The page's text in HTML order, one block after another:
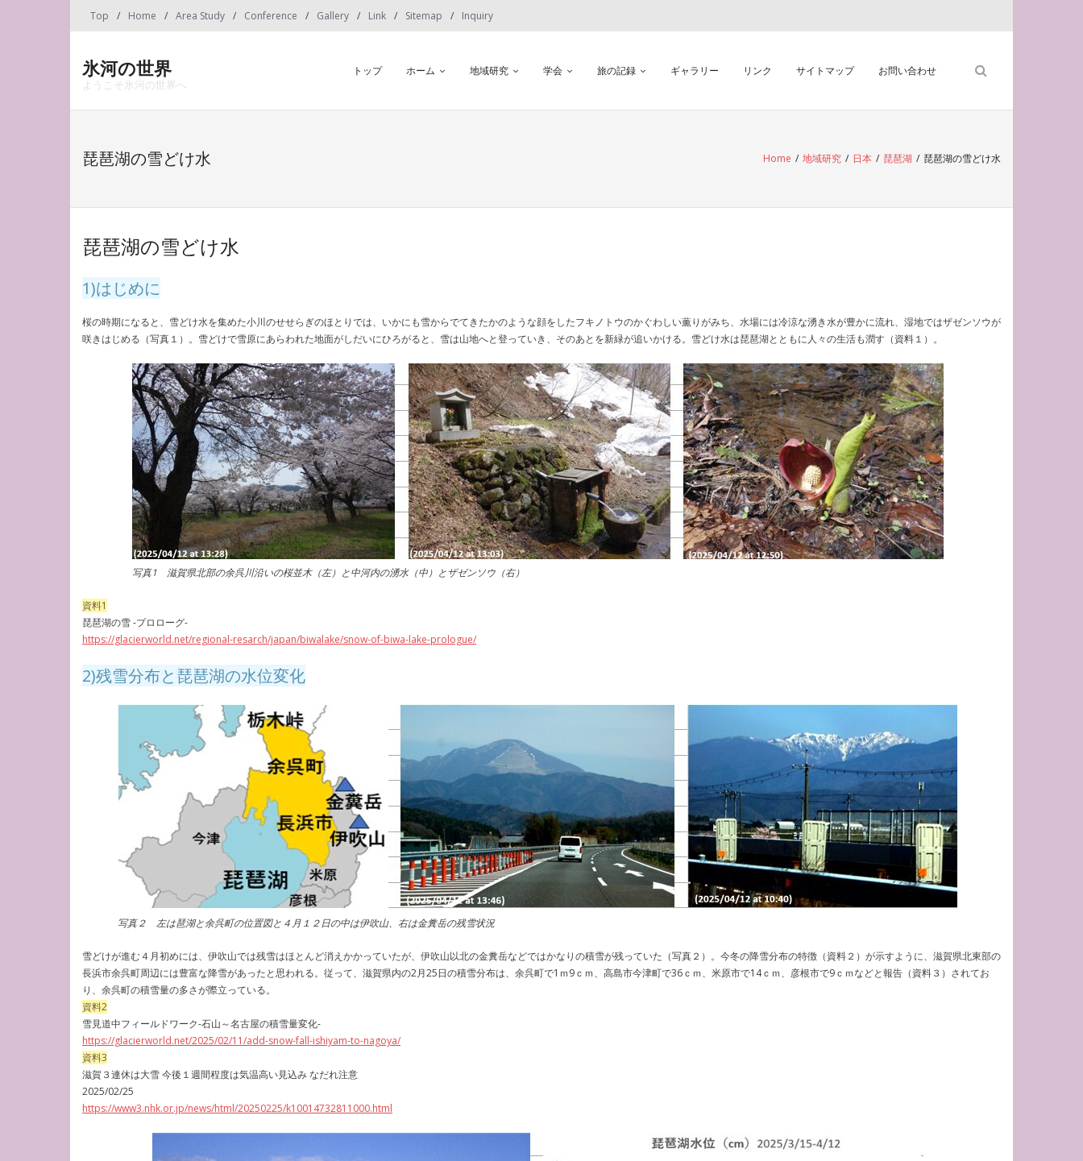
Top Home Area Study Conference Gallery Link Sitemap Inquiry
氷河の世界
ようこそ氷河の世界へ
トップ ホーム 地域研究 学会 旅の記録 ギャラリー リンク サイトマップ お問い合わせ
琵琶湖の雪どけ水 Home / 地域研究 / 日本 / 琵琶湖 / 琵琶湖の雪どけ水
琵琶湖の雪どけ水
1)はじめに
桜の時期になると、雪どけ水を集めた小川のせせらぎのほとりでは、いかにも雪からでてきたかのような顔をしたフキノトウのかぐわしい薫りがみち、水場には冷涼な湧き水が豊かに流れ、湿地ではザゼンソウが
咲きはじめる（写真１）。雪どけで雪原にあらわれた地面がしだいにひろがると、雪は山地へと登っていき、そのあとを新緑が追いかける。雪どけ水は琵琶湖とともに人々の生活も潤す（資料１）。
写真1 滋賀県北部の余呉川沿いの桜並木（左）と中河内の湧水（中）とザゼンソウ（右）
資料1
琵琶湖の雪 -プロローグ-
https://glacierworld.net/regional-resarch/japan/biwalake/snow-of-biwa-lake-prologue/
2)残雪分布と琵琶湖の水位変化
写真２ 左は琶湖と余呉町の位置図と４月１２日の中は伊吹山、右は金糞岳の残雪状況
雪どけが進む４月初めには、伊吹山では残雪はほとんど消えかかっていたが、伊吹山以北の金糞岳などではかなりの積雪が残っていた（写真２）。今冬の降雪分布の特徴（資料２）が示すように、滋賀県北東部の
長浜市余呉町周辺には豊富な降雪があったと思われる。従って、滋賀県内の2月25日の積雪分布は、余呉町で1ｍ9ｃｍ、高島市今津町で36ｃｍ、米原市で14ｃｍ、彦根市で9ｃｍなどと報告（資料３）されてお
り、余呉町の積雪量の多さが際立っている。
資料2
雪見道中フィールドワーク-石山～名古屋の積雪量変化-
https://glacierworld.net/2025/02/11/add-snow-fall-ishiyam-to-nagoya/
資料3
滋賀３連休は大雪 今後１週間程度は気温高い見込み なだれ注意
2025/02/25
https://www3.nhk.or.jp/news/html/20250225/k10014732811000.html